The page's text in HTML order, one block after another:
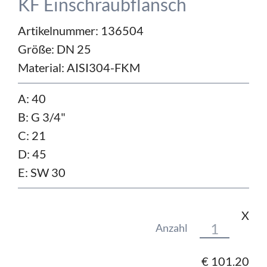
Artikelnummer: 136504
Größe: DN 25
Material: AISI304-FKM
A: 40
B: G 3/4"
C: 21
D: 45
E: SW 30
Anzahl
X
€ 101.20